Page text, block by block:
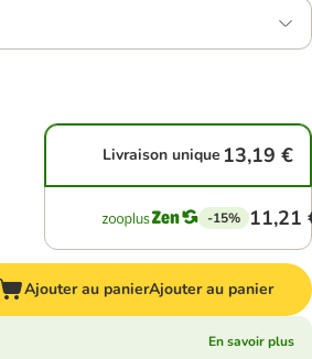
Livraison unique 13,19 €
-15% 11,21
Ajouter au panierAjouter au panier
En savoir plus